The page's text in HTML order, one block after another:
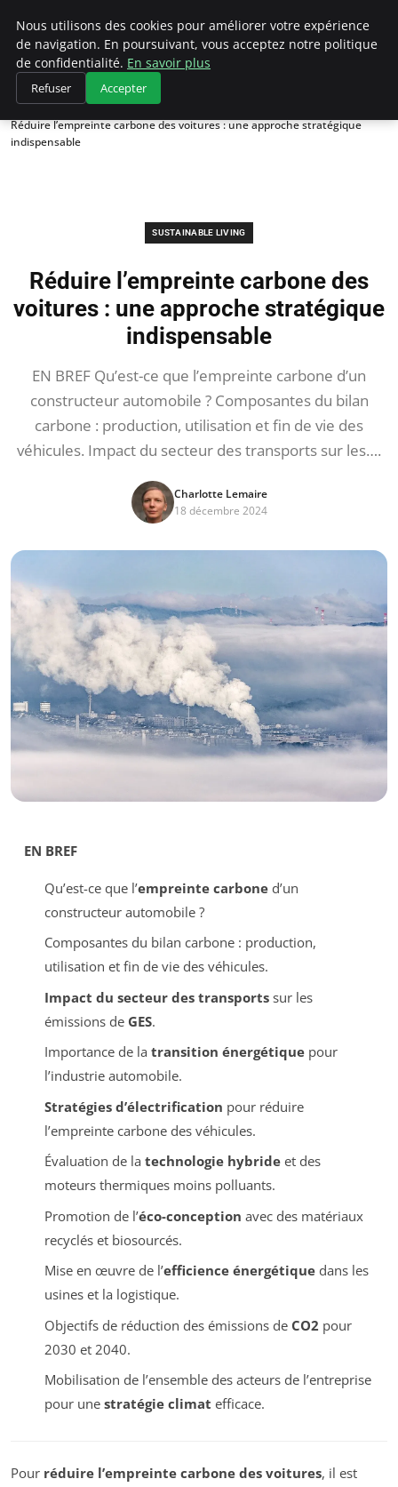
Climategatecountryclub.com
Accueil
Sustainable Living
Réduire l’empreinte carbone des voitures : une approche stratégique
indispensable
SUSTAINABLE LIVING
Réduire l’empreinte carbone des
voitures : une approche stratégique
indispensable
EN BREF Qu’est-ce que l’empreinte carbone d’un
constructeur automobile ? Composantes du bilan
carbone : production, utilisation et fin de vie des
véhicules. Impact du secteur des transports sur les….
Charlotte Lemaire
18 décembre 2024
EN BREF
Qu’est-ce que l’empreinte carboned’un
constructeur automobile ?
Composantes du bilan carbone : production,
utilisation et fin de vie des véhicules.
Impact du secteur des transportssur les
émissions de GES.
Importance de la transition énergétiquepour
l’industrie automobile.
Stratégies d’électrification pour réduire
l’empreinte carbone des véhicules.
Évaluation de la technologie hybrideet des
moteurs thermiques moins polluants.
Promotion de l’éco-conception avec des matériaux
recyclés et biosourcés.
Mise en œuvre de l’efficience énergétiquedans les
usines et la logistique.
Objectifs de réduction des émissions de CO2 pour
2030 et 2040.
Mobilisation de l’ensemble des acteurs de l’entreprise
pour une stratégie climat efficace.
Pour réduire l’empreinte carbone des voitures, il est
Nous utilisons des cookies pour améliorer votre expérience
de navigation. En poursuivant, vous acceptez notre politique
de confidentialité. En savoir plus
Refuser Accepter